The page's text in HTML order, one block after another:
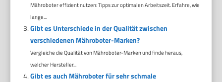
Mähroboter effizient nutzen: Tipps zur optimalen Arbeitszeit. Erfahre, wie
lange...
Gibt es Unterschiede in der Qualität zwischen
verschiedenen Mähroboter-Marken?
Vergleiche die Qualität von Mähroboter-Marken und finde heraus,
welcher Hersteller...
Gibt es auch Mähroboter für sehr schmale